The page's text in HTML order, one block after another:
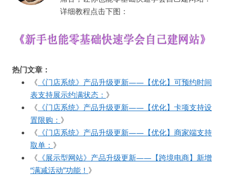
详细教程点击下图：
热门文章：
《 《门店系统》产品升级更新——【优化】可预约时间
表支持展示约满状态： 》
《 《门店系统》产品升级更新——【优化】卡项支持设
置限购： 》
《 《门店系统》产品升级更新——【优化】商家端支持
取单： 》
《 《展示型网站》产品升级更新——【跨境电商】新增
“满减活动”功能！ 》